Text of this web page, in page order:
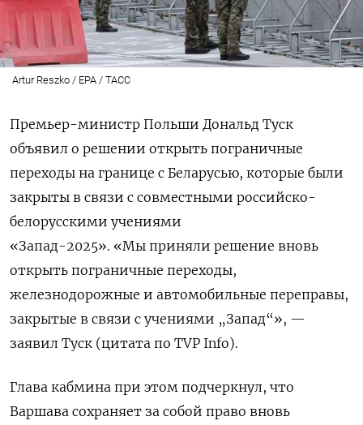
Artur Reszko / EPA / ТАСС
Премьер-министр Польши Дональд Туск
объявил о решении открыть пограничные
переходы на границе с Беларусью, которые были
закрыты в связи с совместными российско-
белорусскими учениями
«Запад-2025». «Мы приняли решение вновь
открыть пограничные переходы,
железнодорожные и автомобильные переправы,
закрытые в связи с учениями „Запад“», —
заявил Туск (цитата по TVP Info).
Глава кабмина при этом подчеркнул, что
Варшава сохраняет за собой право вновь